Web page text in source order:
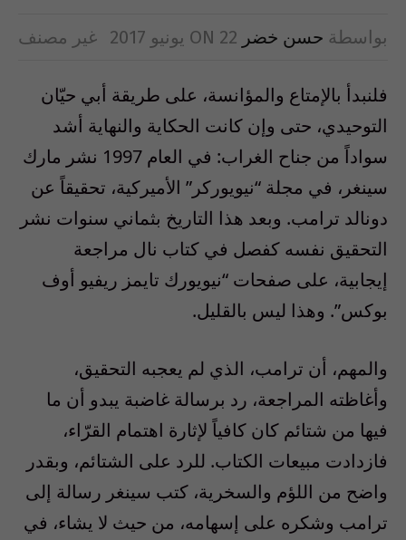
بواسطة حسن خضر ON 22 يونيو 2017 غير مصنف
فلنبدأ بالإمتاع والمؤانسة، على طريقة أبي حيّان
التوحيدي، حتى وإن كانت الحكاية والنهاية أشد
سواداً من جناح الغراب: في العام 1997 نشر مارك
سينغر، في مجلة “نيويوركر” الأميركية، تحقيقاً عن
دونالد ترامب. وبعد هذا التاريخ بثماني سنوات نشر
التحقيق نفسه كفصل في كتاب نال مراجعة
إيجابية، على صفحات “نيويورك تايمز ريفيو أوف
بوكس”. وهذا ليس بالقليل.
والمهم، أن ترامب، الذي لم يعجبه التحقيق،
وأغاظته المراجعة، رد برسالة غاضبة يبدو أن ما
فيها من شتائم كان كافياً لإثارة اهتمام القرّاء،
فازدادت مبيعات الكتاب. للرد على الشتائم، وبقدر
واضح من اللؤم والسخرية، كتب سينغر رسالة إلى
ترامب وشكره على إسهامه، من حيث لا يشاء، في